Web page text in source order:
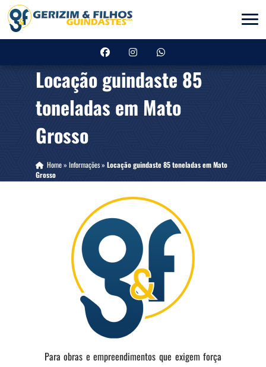
Locação guindaste 85
toneladas em Mato
Grosso
Home» Informações» Locação guindaste 85 toneladas em Mato
Grosso
Para obras e empreendimentos que exigem força